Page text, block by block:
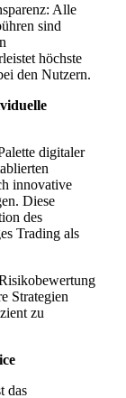
Alle
sind
höchste
den Nutzern.
digitaler
innovative
Diese
des
Trading als
Strategien
zu
das